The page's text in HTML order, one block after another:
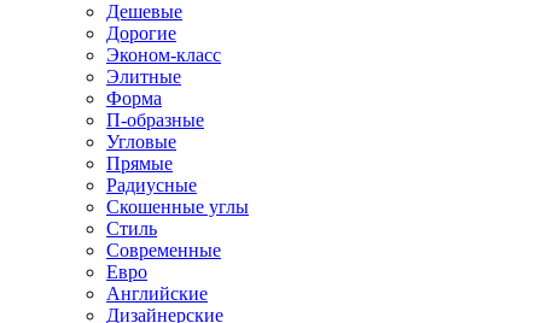
Дешевые
Дорогие
Эконом-класс
Элитные
Форма
П-образные
Угловые
Прямые
Радиусные
Скошенные углы
Стиль
Современные
Евро
Английские
Дизайнерские